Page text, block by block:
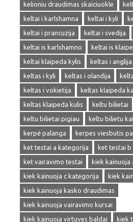
kelioniu draudimas skaiciuokle
keltai i karlshamna
keltai i kyli
keltai i prancuzija
keltai i svedija
keltai is karlshamno
keltai is
keltai klaipeda kylis
keltas i anglija
keltas i kyli
keltas i olandija
keltas i vokietija
keltas klaipeda
keltas klaipeda kulis
keltu bilietai
keltu bilietai pigiau
keltu bilietu
kerpė palanga
kerpes viesbutis
ket testai a kategorija
ket testai
ket vairavimo testai
kiek
kiek kainuoja c kategorija
kiek
kiek kainuoja kasko draudimas
kiek kainuoja vairavimo kursai
kiek kainuoja virtuves baldai
kiek